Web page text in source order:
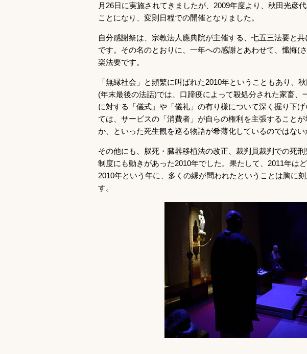
月26日に実施されてきましたが、2009年度より、秋田光彦
ことになり、変則日程での開催となりました。
自分感謝祭は、宗教法人應典院が主催する、七五三法要と
です。その名のとおりに、一年への感謝とあわせて、懺悔(
楽法要です。
「無縁社会」と頻繁に叫ばれた2010年ということもあり、
(年末最後の法話)では、口蹄疫によって殺処分された家畜、
に対する「儀式」や「儀礼」の有り様について深く掘り下
ては、サービスの「消費者」が自らの権利を主張すること
か、といった死生観を巡る物語が希薄化しているのではない
その他にも、脳死・臓器移植法の改正、裁判員裁判での死
制度にも動きがあった2010年でした。果たして、2011年は
2010年という年に、多くの縁が問われたということは胸に
す。